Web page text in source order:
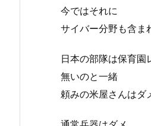
今ではそれに
サイバー分野も含ま
日本の部隊は保育園
無いのと一緒
頼みの米屋さんはダ